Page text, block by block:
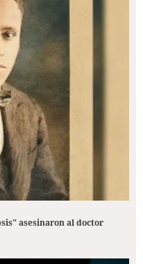
asesinaron al doctor